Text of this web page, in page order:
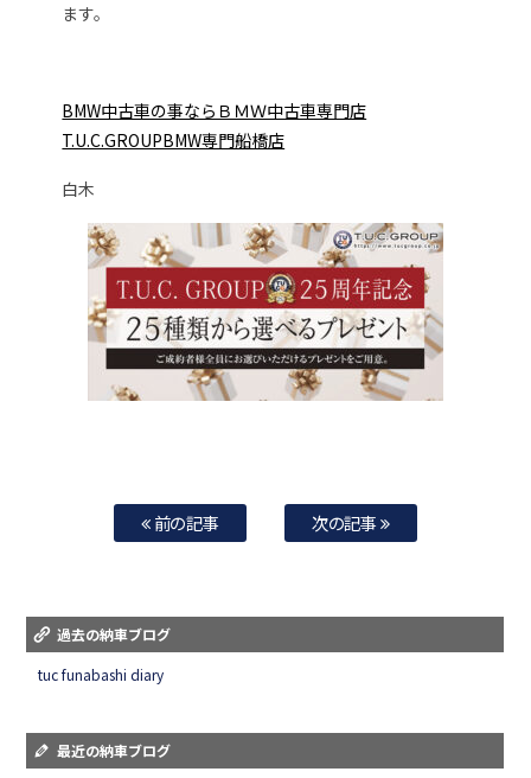
ます。
BMW中古車の事ならＢＭＷ中古車専門店
T.U.C.GROUPBMW専門船橋店
白木
前の記事 次の記事
過去の納車ブログ
tuc funabashi diary
最近の納車ブログ